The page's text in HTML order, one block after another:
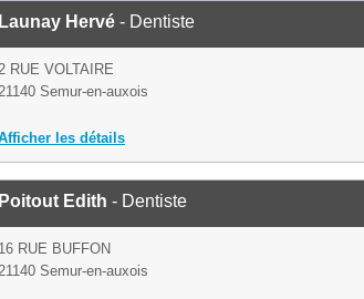
Launay Hervé - Dentiste
RUE VOLTAIRE
Semur-en-auxois
les détails
Poitout Edith - Dentiste
16 RUE BUFFON
Semur-en-auxois